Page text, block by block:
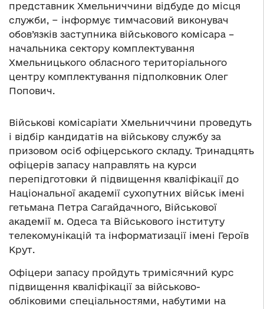
представник Хмельниччини відбуде до місця
служби, − інформує тимчасовий виконувач
обов’язків заступника військового комісара –
начальника сектору комплектування
Хмельницького обласного територіального
центру комплектування підполковник Олег
Попович.
Військові комісаріати Хмельниччини проведуть
і відбір кандидатів на військову службу за
призовом осіб офіцерського складу. Тринадцять
офіцерів запасу направлять на курси
перепідготовки й підвищення кваліфікації до
Національної академії сухопутних військ імені
гетьмана Петра Сагайдачного, Військової
академії м. Одеса та Військового інституту
телекомунікацій та інформатизації імені Героїв
Крут.
Офіцери запасу пройдуть тримісячний курс
підвищення кваліфікації за військово-
обліковими спеціальностями, набутими на